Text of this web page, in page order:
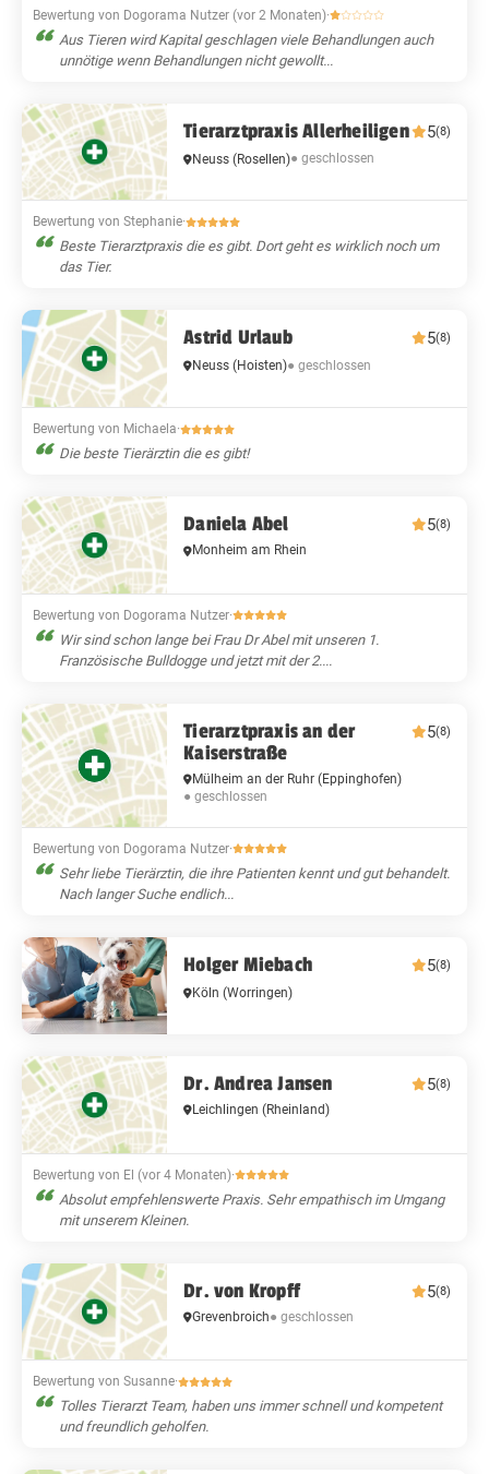
Bewertung von Dogorama Nutzer (vor 2 Monaten)·
Aus Tieren wird Kapital geschlagen viele Behandlungen auch
unnötige wenn Behandlungen nicht gewollt...
Tierarztpraxis Allerheiligen 5(8)
Neuss(Rosellen)● geschlossen
Bewertung von Stephanie·
Beste Tierarztpraxis die es gibt. Dort geht es wirklich noch um
das Tier.
Astrid Urlaub 5(8)
Neuss(Hoisten)● geschlossen
Bewertung von Michaela·
Die beste Tierärztin die es gibt!
Daniela Abel 5(8)
Monheim am Rhein
Bewertung von Dogorama Nutzer·
Wir sind schon lange bei Frau Dr Abel mit unseren 1.
Französische Bulldogge und jetzt mit der 2....
Tierarztpraxis an der
Kaiserstraße
5(8)
Mülheim an der Ruhr(Eppinghofen)
● geschlossen
Bewertung von Dogorama Nutzer·
Sehr liebe Tierärztin, die ihre Patienten kennt und gut behandelt.
Nach langer Suche endlich...
Holger Miebach 5(8)
Köln(Worringen)
Dr. Andrea Jansen 5(8)
Leichlingen (Rheinland)
Bewertung von El (vor 4 Monaten)·
Absolut empfehlenswerte Praxis. Sehr empathisch im Umgang
mit unserem Kleinen.
Dr. von Kropff 5(8)
Grevenbroich● geschlossen
Bewertung von Susanne·
Tolles Tierarzt Team, haben uns immer schnell und kompetent
und freundlich geholfen.